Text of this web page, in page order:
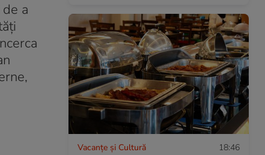
a
Vacanțe și Cultură 18:46